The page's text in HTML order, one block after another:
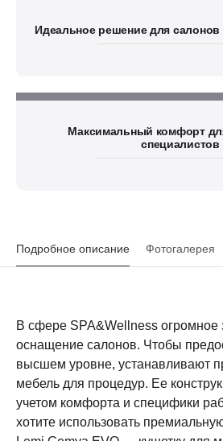
Идеальное решение для салонов
Максимальный комфорт
специалистов
Подробное описание Фотогалерея
В сфере SPA&Wellness огромное
оснащение салонов. Чтобы
высшем уровне, устанавливают
мебель для процедур. Ее
учетом комфорта и специфики
хотите использовать